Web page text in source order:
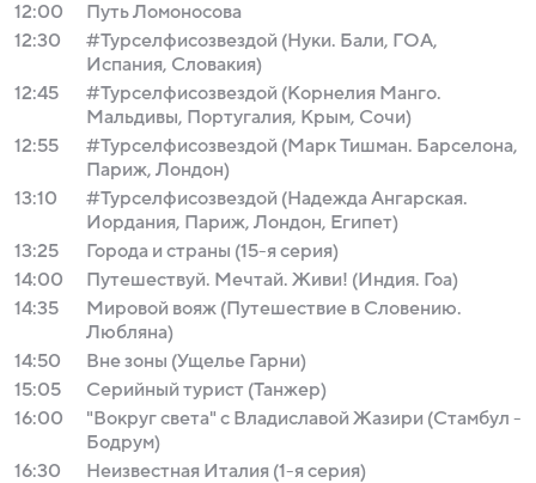
12:00
Путь Ломоносова
12:30
#Турселфисозвездой (Нуки. Бали, ГОА,
Испания, Словакия)
12:45
#Турселфисозвездой (Корнелия Манго.
Мальдивы, Португалия, Крым, Сочи)
12:55
#Турселфисозвездой (Марк Тишман. Барселона,
Париж, Лондон)
13:10
#Турселфисозвездой (Надежда Ангарская.
Иордания, Париж, Лондон, Египет)
13:25
Города и страны (15-я серия)
14:00
Путешествуй. Мечтай. Живи! (Индия. Гоа)
14:35
Мировой вояж (Путешествие в Словению.
Любляна)
14:50
Вне зоны (Ущелье Гарни)
15:05
Серийный турист (Танжер)
16:00
"Вокруг света" с Владиславой Жазири (Стамбул -
Бодрум)
16:30
Неизвестная Италия (1-я серия)